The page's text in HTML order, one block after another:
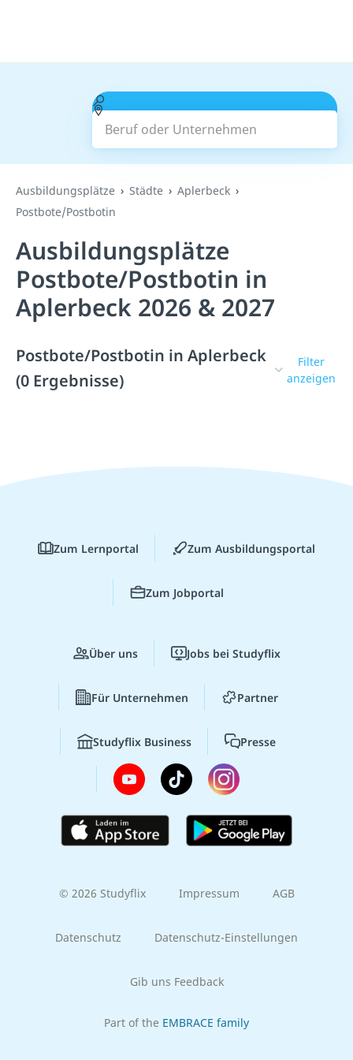
Beruf oder Unternehmen
Suchen
Ausbildungsplätze Städte
Aplerbeck
Postbote/Postbotin
Ausbildungsplätze
Postbote/Postbotin in
Aplerbeck 2026 & 2027
Postbote/Postbotin in Aplerbeck
(0 Ergebnisse)
Filter
anzeigen
Zum Lernportal Zum Ausbildungsportal
Zum Jobportal
Über uns Jobs bei Studyflix
Für Unternehmen Partner
Studyflix Business Presse
© 2026 Studyflix Impressum AGB
Datenschutz Datenschutz-Einstellungen
Gib uns Feedback
Part of the EMBRACE family